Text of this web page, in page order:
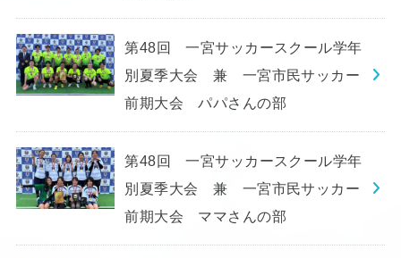
第48回 一宮サッカースクール学年
別夏季大会 兼 一宮市民サッカー
前期大会 パパさんの部
第48回 一宮サッカースクール学年
別夏季大会 兼 一宮市民サッカー
前期大会 ママさんの部